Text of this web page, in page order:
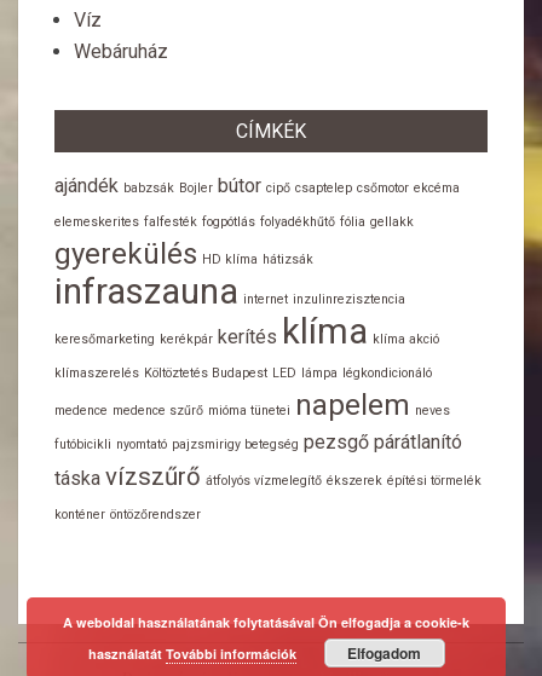
Víz
Webáruház
CÍMKÉK
ajándék babzsák Bojler bútor cipő csaptelep csőmotor ekcéma
elemeskerites falfesték fogpótlás folyadékhűtő fólia gellakk
gyerekülés HD klíma hátizsák
infraszauna internet inzulinrezisztencia
keresőmarketing kerékpár kerítés klíma klíma akció
klímaszerelés Költöztetés Budapest LED lámpa légkondicionáló
medence medence szűrő mióma tünetei napelem neves
futóbicikli nyomtató pajzsmirigy betegség pezsgő párátlanító
táska vízszűrő átfolyós vízmelegítő ékszerek építési törmelék
konténer öntözőrendszer
A weboldal használatának folytatásával Ön elfogadja a cookie-k
használatát További információk Elfogadom